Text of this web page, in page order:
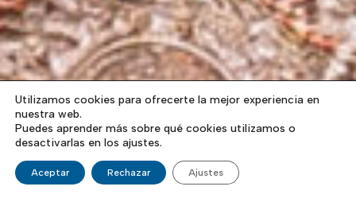
Utilizamos cookies para ofrecerte la mejor experiencia en
nuestra web.
Puedes aprender más sobre qué cookies utilizamos o
desactivarlas en los ajustes.
Aceptar Rechazar Ajustes